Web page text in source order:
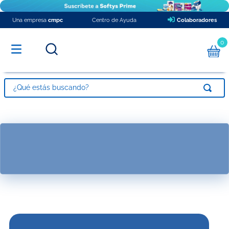
Una empresa cmpc Centro de Ayuda Colaboradores
0
¿Qué estás buscando?